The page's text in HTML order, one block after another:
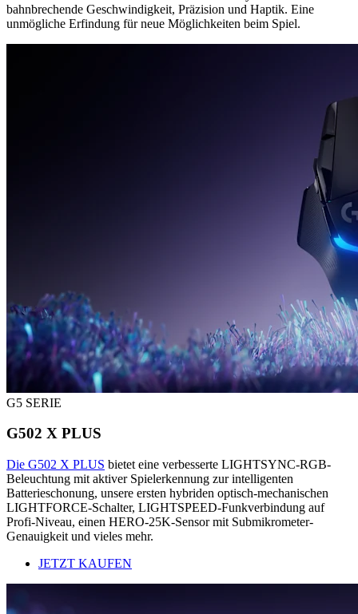
bahnbrechende Geschwindigkeit, Präzision und Haptik. Eine
unmögliche Erfindung für neue Möglichkeiten beim Spiel.
G5 SERIE
G502 X PLUS
Die G502 X PLUS bietet eine verbesserte LIGHTSYNC-RGB-
Beleuchtung mit aktiver Spielerkennung zur intelligenten
Batterieschonung, unsere ersten hybriden optisch-mechanischen
LIGHTFORCE-Schalter, LIGHTSPEED-Funkverbindung auf
Profi-Niveau, einen HERO-25K-Sensor mit Submikrometer-
Genauigkeit und vieles mehr.
JETZT KAUFEN